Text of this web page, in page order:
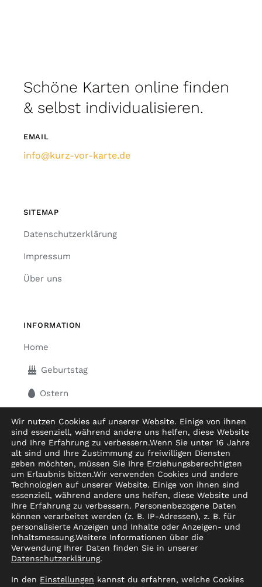
Schöne Karten online finden
& selbst individualisieren.
EMAIL
info@kurz-vor-karte.de
SITEMAP
Datenschutzerklärung
Impressum
Über uns
INFORMATION
Home
Geburtstag
Ostern
Muttertag
Hochzeit
Geburt&Taufe
Weihnachten
Warenkorb
Wir nutzen Cookies auf unserer Website. Einige von ihnen
sind essenziell, während andere uns helfen, diese Website
und Ihre Erfahrung zu verbessern.Wenn Sie unter 16 Jahre
alt sind und Ihre Zustimmung zu freiwilligen Diensten
geben möchten, müssen Sie Ihre Erziehungsberechtigten
um Erlaubnis bitten.Wir verwenden Cookies und andere
Technologien auf unserer Website. Einige von ihnen sind
essenziell, während andere uns helfen, diese Website und
Ihre Erfahrung zu verbessern. Personenbezogene Daten
können verarbeitet werden (z. B. IP-Adressen), z. B. für
personalisierte Anzeigen und Inhalte oder Anzeigen- und
Inhaltsmessung.Weitere Informationen über die
Verwendung Ihrer Daten finden Sie in unserer
Datenschutzerklärung.
In den Einstellungen kannst du erfahren, welche Cookies